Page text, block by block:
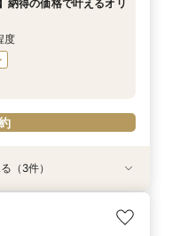
納得の価格で叶えるオリ
度
10大特典付＆イチボ試食
着付き！花嫁体験から
会食＆3カ月以内も◎試
（3件）